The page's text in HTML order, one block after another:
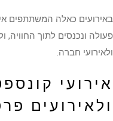
באירועים כאלה המשתתפים
פעולה ונכנסים לתוך החוויה,
ולאירועי חברה.
אירועי
ולאירועים